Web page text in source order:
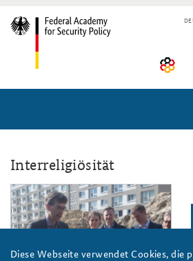
Advisory Board
Organisation
The Association of Friends
Partners
Young Leaders in Security Policy
Seminars, Conferences and
Security Policy Course for Senior
Core Course on Security Policy
German Forum on Security Policy
Public Events
Working Papers
Interreligiösität
Diese Webseite verwendet Cookies, die